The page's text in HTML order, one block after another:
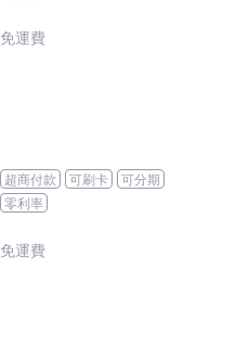
免運費
超商付款 可刷卡
可分期
零利率
免運費